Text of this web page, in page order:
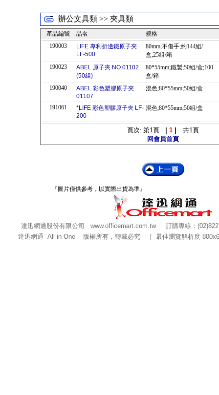
辦公文具類 >> 夾具類
產品編號 品名
規格
190003
LIFE 專利折邊鐵原子夾
LF-500
80mm;不傷手;約144組/
盒;25組/箱
190023
ABEL 原子夾 NO.01102
(50組)
80*55mm;鐵製;50組/盒;100
盒/箱
190040
ABEL 彩色塑膠原子夾
01107
混色;80*55mm;50組/盒
191061
*LIFE 彩色塑膠原子夾 LF-
200
混色;80*55mm;50組/盒
頁次: 第1頁 1| 共1頁
回會員首頁
『圖片僅供參考，以實際出貨為準』
達迅網通股份有限公司 www.officemart.com.tw訂購專線：
達迅網通 All in One 版權所有，轉載必究 [ 最佳瀏覽解析度